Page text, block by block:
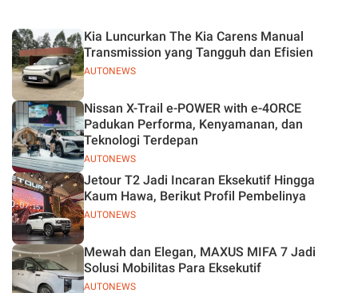
Basis Produksi
ASEAN
AUTONEWS
Kia Luncurkan The Kia Carens Manual
Transmission yang Tangguh dan Efisien
AUTONEWS
Nissan X-Trail e-POWER with e-4ORCE
Padukan Performa, Kenyamanan, dan
Teknologi Terdepan
AUTONEWS
Jetour T2 Jadi Incaran Eksekutif Hingga
Kaum Hawa, Berikut Profil Pembelinya
AUTONEWS
Mewah dan Elegan, MAXUS MIFA 7 Jadi
Solusi Mobilitas Para Eksekutif